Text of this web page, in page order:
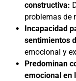
constructiva:
problemas de
Incapacidad
sentimientos
emocional y
Predominan
emocional en